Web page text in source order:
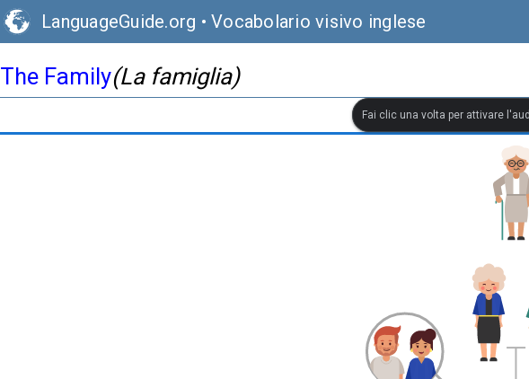
LanguageGuide.org • Vocabolario visivo inglese
The Family(La famiglia)
Fai clic una volta per attivare